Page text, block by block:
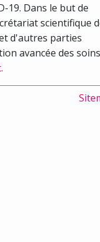
19. Dans le but de
scientifique
d'autres parties
avancée des soins